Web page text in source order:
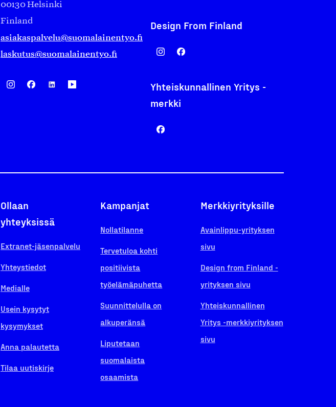
00130 Helsinki
Finland
asiakaspalvelu@suomalainentyo.fi
laskutus@suomalainentyo.fi
Design From Finland
Yhteiskunnallinen Yritys -
merkki
Ollaan
yhteyksissä
Extranet-jäsenpalvelu
Yhteystiedot
Medialle
Usein kysytyt
kysymykset
Anna palautetta
Tilaa uutiskirje
Kampanjat
Nollatilanne
Tervetuloa kohti
positiivista
työelämäpuhetta
Suunnittelulla on
alkuperänsä
Liputetaan
suomalaista
osaamista
Merkkiyrityksille
Avainlippu-yrityksen
sivu
Design from Finland -
yrityksen sivu
Yhteiskunnallinen
Yritys -merkkiyrityksen
sivu